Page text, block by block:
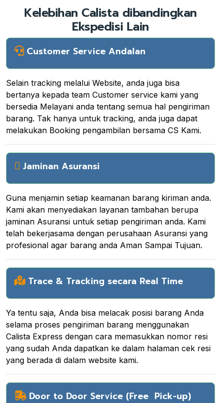
Kelebihan Calista dibandingkan
Ekspedisi Lain
Customer Service Andalan
Selain tracking melalui Website, anda juga bisa
bertanya kepada team Customer service kami yang
bersedia Melayani anda tentang semua hal pengiriman
barang. Tak hanya untuk tracking, anda juga dapat
melakukan Booking pengambilan bersama CS Kami.
Jaminan Asuransi
Guna menjamin setiap keamanan barang kiriman anda.
Kami akan menyediakan layanan tambahan berupa
jaminan Asuransi untuk setiap pengiriman anda. Kami
telah bekerjasama dengan perusahaan Asuransi yang
profesional agar barang anda Aman Sampai Tujuan.
Trace & Tracking secara Real Time
Ya tentu saja, Anda bisa melacak posisi barang Anda
selama proses pengiriman barang menggunakan
Calista Express dengan cara memasukkan nomor resi
yang sudah Anda dapatkan ke dalam halaman cek resi
yang berada di dalam website kami.
Door to Door Service (Free Pick-up)